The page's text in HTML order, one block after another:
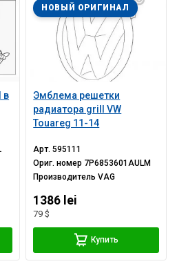
в
Эмблема решетки
радиатора grill VW
Touareg 11-14
НОВЫЙ ОРИГИНАЛ
Арт.595111
Ориг. номер 7P6853601AULM
ПроизводительVAG
1386 lei
79 $
Купить